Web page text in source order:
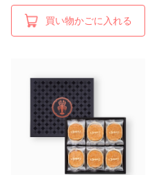
買い物かごに入れる